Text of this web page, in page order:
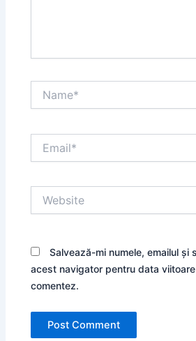
Salvează-mi numele, emailul și
acest navigator pentru data
comentez.